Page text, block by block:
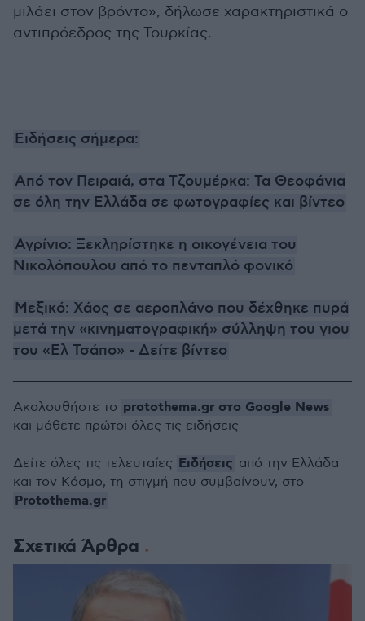
μιλάει στον βρόντο», δήλωσε χαρακτηριστικά ο
αντιπρόεδρος της Τουρκίας.
Ειδήσεις σήμερα:
Από τον Πειραιά, στα Τζουμέρκα: Τα Θεοφάνια
σε όλη την Ελλάδα σε φωτογραφίες και βίντεο
Αγρίνιο: Ξεκληρίστηκε η οικογένεια του
Νικολόπουλου από το πενταπλό φονικό
Μεξικό: Χάος σε αεροπλάνο που δέχθηκε πυρά
μετά την «κινηματογραφική» σύλληψη του γιου
του «Ελ Τσάπο» - Δείτε βίντεο
Σχετικά Άρθρα
Ακολουθήστε το protothema.gr στο Google News
και μάθετε πρώτοι όλες τις ειδήσεις
Δείτε όλες τις τελευταίες Ειδήσεις από την Ελλάδα
και τον Κόσμο, τη στιγμή που συμβαίνουν, στο
Protothema.gr